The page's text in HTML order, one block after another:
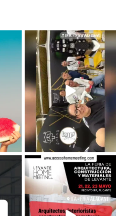
Estamos en el Levante Home
Meeting ¡Te esperamos!...
39 5
𝟮𝟮 𝘆
Estaremos en el LHM26, consigue
tu entrada ...
3 0